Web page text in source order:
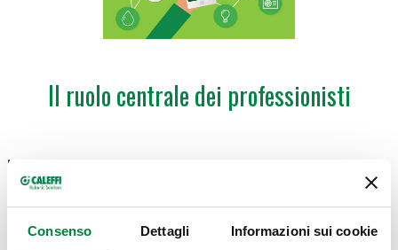
Consenso Dettagli Informazioni sui cookie
Il ruolo centrale dei professionisti
Uno degli aspetti chiave della nuova direttiva EPBD IV
riguarda il coinvolgimento attivo e responsabile dei
professionisti del settore edilizio e impiantistico, chiamati a
degli edifici. In un contesto normativo in rapido